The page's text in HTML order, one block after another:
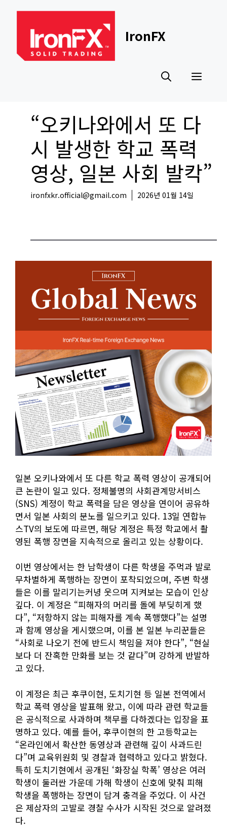
content
IronFX
“오키나와에서 또 다
시 발생한 학교 폭력
영상, 일본 사회 발칵”
ironfxkr.official@gmail.com 2026년 01월 14일
일본 오키나와에서 또 다른 학교 폭력 영상이 공개되어
큰 논란이 일고 있다. 정체불명의 사회관계망서비스
(SNS) 계정이 학교 폭력을 담은 영상을 연이어 공유하
면서 일본 사회의 분노를 일으키고 있다. 13일 연합뉴
스TV의 보도에 따르면, 해당 계정은 특정 학교에서 촬
영된 폭행 장면을 지속적으로 올리고 있는 상황이다.
이번 영상에서는 한 남학생이 다른 학생을 주먹과 발로
무차별하게 폭행하는 장면이 포착되었으며, 주변 학생
들은 이를 말리기는커녕 웃으며 지켜보는 모습이 인상
깊다. 이 계정은 “피해자의 머리를 돌에 부딪히게 했
다”, “저항하지 않는 피해자를 계속 폭행했다”는 설명
과 함께 영상을 게시했으며, 이를 본 일본 누리꾼들은
“사회로 나오기 전에 반드시 책임을 져야 한다”, “현실
보다 더 잔혹한 만화를 보는 것 같다”며 강하게 반발하
고 있다.
이 계정은 최근 후쿠이현, 도치기현 등 일본 전역에서
학교 폭력 영상을 발표해 왔고, 이에 따라 관련 학교들
은 공식적으로 사과하며 책무를 다하겠다는 입장을 표
명하고 있다. 예를 들어, 후쿠이현의 한 고등학교는
“온라인에서 확산한 동영상과 관련해 깊이 사과드린
다”며 교육위원회 및 경찰과 협력하고 있다고 밝혔다.
특히 도치기현에서 공개된 ‘화장실 학폭’ 영상은 여러
학생이 둘러싼 가운데 가해 학생이 신호에 맞춰 피해
학생을 폭행하는 장면이 담겨 충격을 주었다. 이 사건
은 제삼자의 고발로 경찰 수사가 시작된 것으로 알려졌
다.